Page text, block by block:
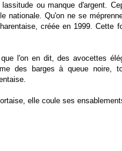
ou manque d'argent.
nationale. Qu'on ne se
créée en 1999. Cette
l'on en dit, des avocettes
des barges à queue noire,
elle coule ses